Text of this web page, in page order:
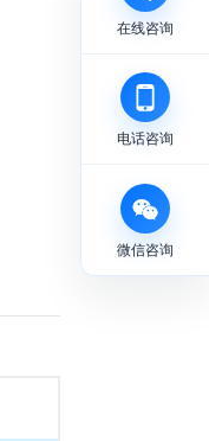
在线咨询
电话咨询
微信咨询